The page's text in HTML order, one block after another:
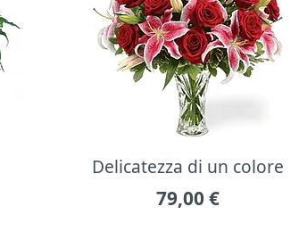
Delicatezza di un colore
79,00 €